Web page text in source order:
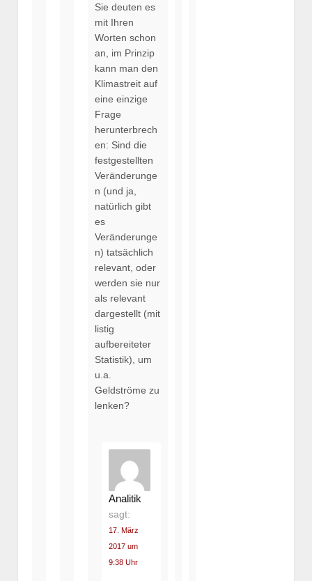
Sie deuten es
mit Ihren
Worten schon
an, im Prinzip
kann man den
Klimastreit auf
eine einzige
Frage
herunterbrech
en: Sind die
festgestellten
Veränderunge
n (und ja,
natürlich gibt
es
Veränderunge
n) tatsächlich
relevant, oder
werden sie nur
als relevant
dargestellt (mit
listig
aufbereiteter
Statistik), um
u.a.
Geldströme zu
lenken?
Analitik
sagt:
17. März
2017 um
9:38 Uhr